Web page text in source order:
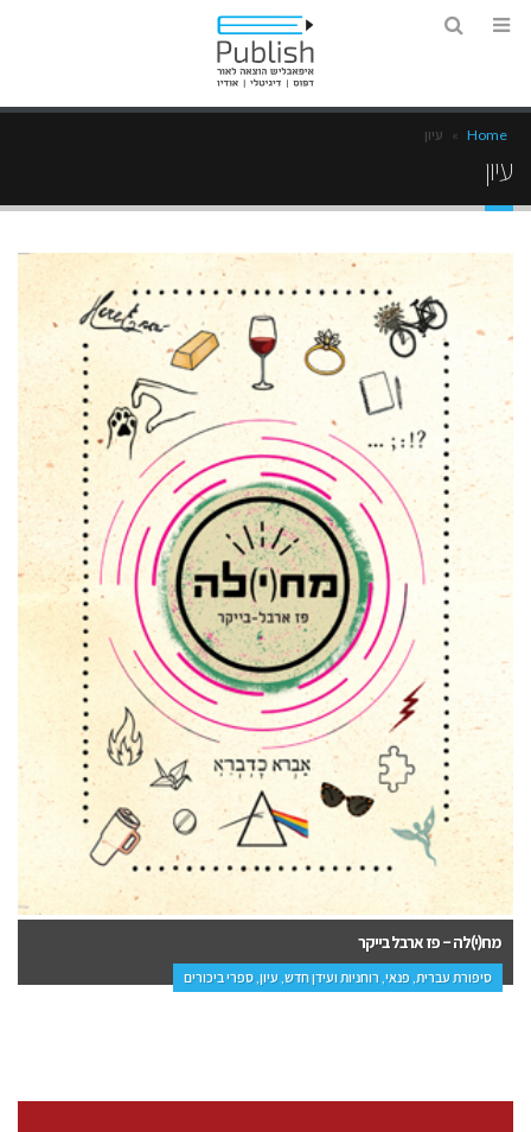
Home
» עיון
עיון
מח(י)לה – פז ארבל בייקר
סיפורת עברית, פנאי, רוחניות ועידן חדש, עיון, ספרי ביכורים